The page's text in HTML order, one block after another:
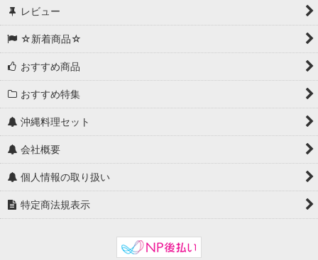
レビュー
☆新着商品☆
おすすめ商品
おすすめ特集
沖縄料理セット
会社概要
個人情報の取り扱い
特定商法規表示